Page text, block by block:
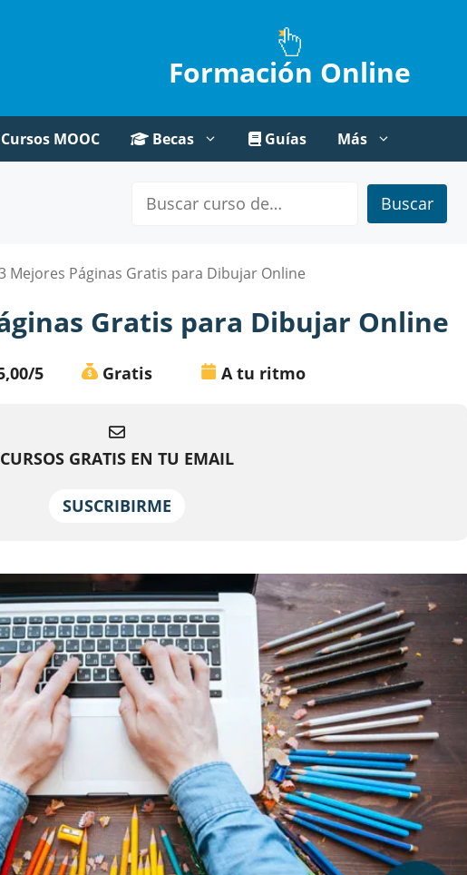
Formación Online
Cursos MOOC Becas Guías Más
Buscar
Mejores Páginas Gratis para Dibujar Online
Gratis para Dibujar Online
5 Gratis A tu ritmo
CURSOS GRATIS EN TU EMAIL
SUSCRIBIRME